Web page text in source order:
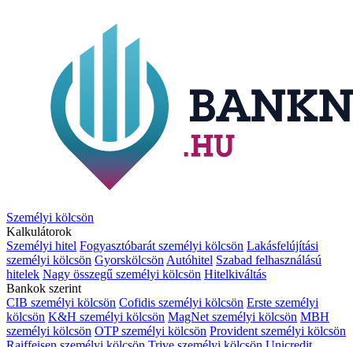
Személyi kölcsön
Kalkulátorok
Személyi hitel Fogyasztóbarát személyi kölcsön Lakásfelújítási
személyi kölcsön Gyorskölcsön Autóhitel Szabad felhasználású
hitelek Nagy összegű személyi kölcsön Hitelkiváltás
Bankok szerint
CIB személyi kölcsön Cofidis személyi kölcsön Erste személyi
kölcsön K&H személyi kölcsön MagNet személyi kölcsön MBH
személyi kölcsön OTP személyi kölcsön Provident személyi kölcsön